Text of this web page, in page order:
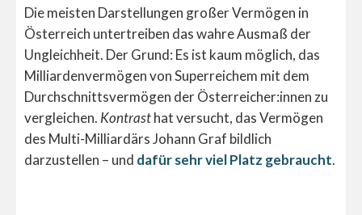
Die meisten Darstellungen großer Vermögen in
Österreich untertreiben das wahre Ausmaß der
Ungleichheit. Der Grund: Es ist kaum möglich, das
Milliardenvermögen von Superreichem mit dem
Durchschnittsvermögen der Österreicher:innen zu
vergleichen. Kontrasthat versucht, das Vermögen
des Multi-Milliardärs Johann Graf bildlich
darzustellen – und dafür sehr viel Platz gebraucht.